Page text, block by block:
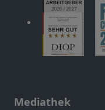
Mediathek